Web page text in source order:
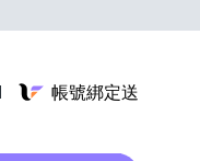
帳號綁定送